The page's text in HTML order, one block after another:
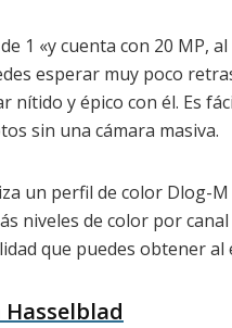
1 «y cuenta con 20 MP,
esperar muy poco
y épico con él. Es
sin una cámara masiva.
un perfil de color Dlog-
niveles de color por
que puedes obtener